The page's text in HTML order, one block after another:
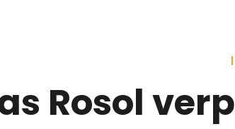
Rosol